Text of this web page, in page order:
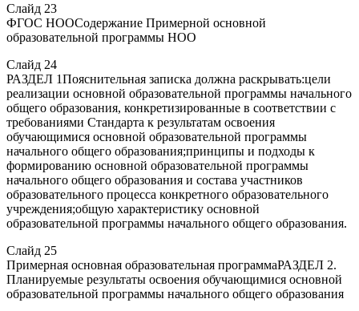
Слайд 23
ФГОС НООСодержание Примерной основной
образовательной программы НОО
Слайд 24
РАЗДЕЛ 1Пояснительная записка должна раскрывать:цели
реализации основной образовательной программы начального
общего образования, конкретизированные в соответствии с
требованиями Стандарта к результатам освоения
обучающимися основной образовательной программы
начального общего образования;принципы и подходы к
формированию основной образовательной программы
начального общего образования и состава участников
образовательного процесса конкретного образовательного
учреждения;общую характеристику основной
образовательной программы начального общего образования.
Слайд 25
Примерная основная образовательная программаРАЗДЕЛ 2.
Планируемые результаты освоения обучающимися основной
образовательной программы начального общего образования